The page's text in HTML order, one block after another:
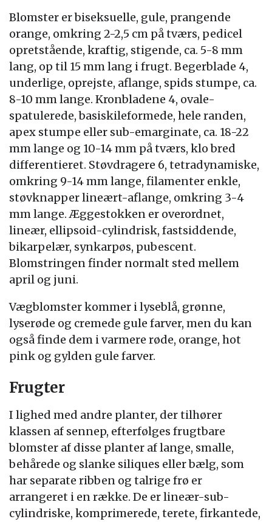
Blomster er biseksuelle, gule, prangende
orange, omkring 2-2,5 cm på tværs, pedicel
opretstående, kraftig, stigende, ca. 5-8 mm
lang, op til 15 mm lang i frugt. Begerblade 4,
underlige, oprejste, aflange, spids stumpe, ca.
8-10 mm lange. Kronbladene 4, ovale-
spatulerede, basiskileformede, hele randen,
apex stumpe eller sub-emarginate, ca. 18-22
mm lange og 10-14 mm på tværs, klo bred
differentieret. Støvdragere 6, tetradynamiske,
omkring 9-14 mm lange, filamenter enkle,
støvknapper lineært-aflange, omkring 3-4
mm lange. Æggestokken er overordnet,
lineær, ellipsoid-cylindrisk, fastsiddende,
bikarpelær, synkarpøs, pubescent.
Blomstringen finder normalt sted mellem
april og juni.
Vægblomster kommer i lyseblå, grønne,
lyserøde og cremede gule farver, men du kan
også finde dem i varmere røde, orange, hot
pink og gylden gule farver.
Frugter
I lighed med andre planter, der tilhører
klassen af sennep, efterfølges frugtbare
blomster af disse planter af lange, smalle,
behårede og slanke siliques eller bælg, som
har separate ribben og talrige frø er
arrangeret i en række. De er lineær-sub-
cylindriske, komprimerede, terete, firkantede,